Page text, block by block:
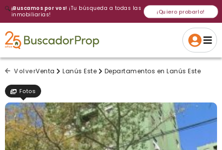
🔍¡Buscamos por vos! ¡Tu búsqueda a todas las
inmobiliarias!
¡Quiero probarlo!
Cancelar Si, eliminar
Gracias
Volver a intentar
VolverVenta Lanús Este Departamentos en Lanús Este
Fotos